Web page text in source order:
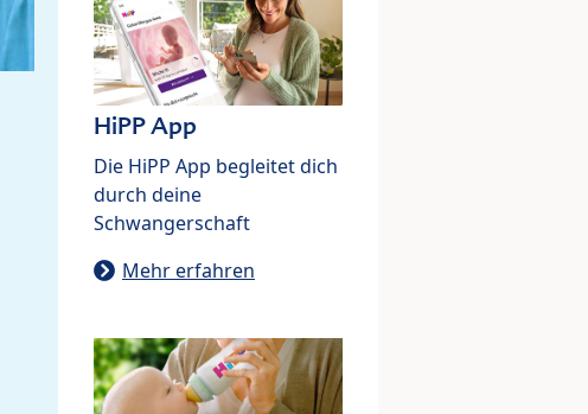
HiPP App
Die HiPP App begleitet dich
durch deine
Schwangerschaft
Mehr erfahren